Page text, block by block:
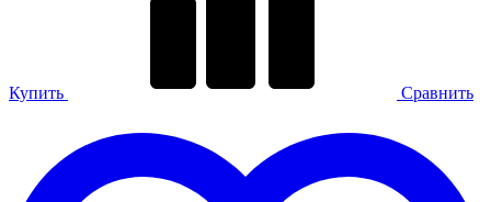
Купить Сравнить